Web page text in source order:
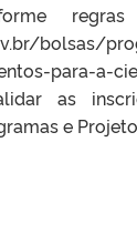
regras
bolsas/
para-a-
as
e